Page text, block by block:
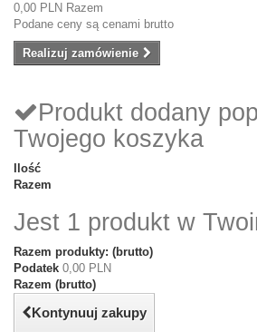
0,00 PLN Razem
Podane ceny są cenami brutto
Realizuj zamówienie
Produkt dodany
Twojego koszyka
Ilość
Razem
Jest 1 produkt w
Razem produkty: (brutto)
Podatek 0,00 PLN
Razem (brutto)
Kontynuuj zakupy